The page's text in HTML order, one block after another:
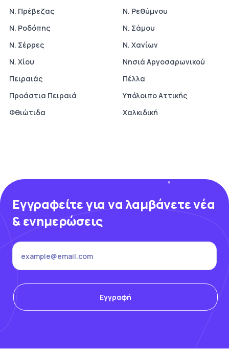
Ν. Πρέβεζας
Ν. Ρεθύμνου
Ν. Ροδόπης
Ν. Σάμου
Ν. Σέρρες
Ν. Χανίων
Ν. Χίου
Νησιά Αργοσαρωνικού
Πειραιάς
Πέλλα
Προάστια Πειραιά
Υπόλοιπο Αττικής
Φθιώτιδα
Χαλκιδική
Εγγραφείτε για να λαμβάνετε νέα
& ενημερώσεις